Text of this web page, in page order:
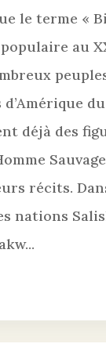
le terme «
au
déjà des
récits.
nations